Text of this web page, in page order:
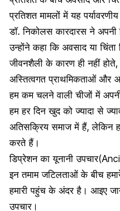
प्रतिशत मामलों में यह
डॉ. निकोलस कारदारस ने
उन्होंने कहा कि अवसाद या चिंता
जीवनशैली के कारण ही नहीं
अस्तित्वगत प्राथमिकताओं और
हम कम चलने वाली चीजों में
हम हर दिन खुद को ज्यादा से
अतिसक्रिय समाज में हैं, लेकिन
करते हैं।
डिप्रेशन का यूनानी
इन तमाम जटिलताओं के बीच
हमारी पहुंच के अंदर है। आइए
उपचार।